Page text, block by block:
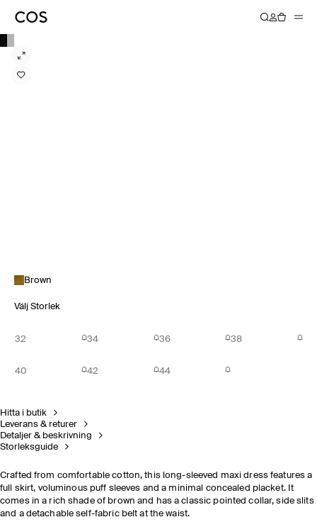
Brown
Välj Storlek
32 34 36 38
40 42 44
Hitta i butik
Leverans & returer
Detaljer & beskrivning
Storleksguide
Crafted from comfortable cotton, this long-sleeved maxi dress features a
full skirt, voluminous puff sleeves and a minimal concealed placket. It
comes in a rich shade of brown and has a classic pointed collar, side slits
and a detachable self-fabric belt at the waist.